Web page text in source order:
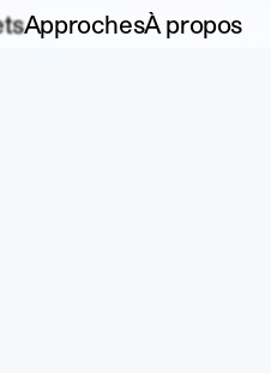
ApprochesÀ propos